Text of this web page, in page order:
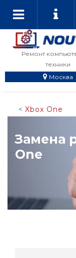
Ремонт
техники
Москва
Xbox One
Замена
One